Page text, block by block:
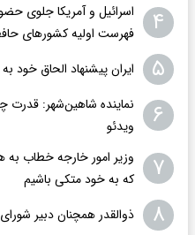
۴
اسرائیل و آمریکا جلوی
فهرست اولیه کشورهای
۵ ایران پیشنهاد الحاق خود
۶
نماینده شاهین‌شهر: قدرت
ویدئو
۷
وزیر امور خارجه خطاب به
که به خود متکی باشیم
۸ ذوالقدر همچنان دبیر